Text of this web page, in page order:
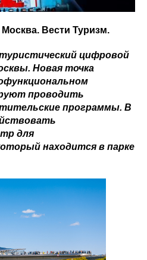
Москва. Вести Туризм.
цифровой
Новая точка
проводить
программы. В
для
находится в парке